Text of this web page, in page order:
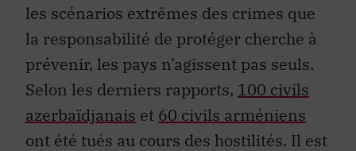
les scénarios extrêmes des crimes que
la responsabilité de protéger cherche à
prévenir, les pays n’agissent pas seuls.
Selon les derniers rapports, 100 civils
azerbaïdjanais et 60 civils arméniens
ont été tués au cours des hostilités. Il est